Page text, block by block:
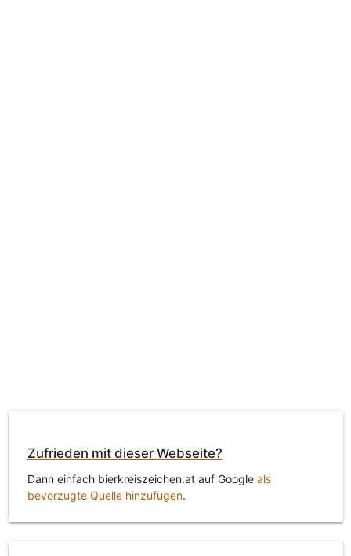
Zufrieden mit dieser Webseite?
Dann einfach bierkreiszeichen.at auf Google als
bevorzugte Quelle hinzufügen.